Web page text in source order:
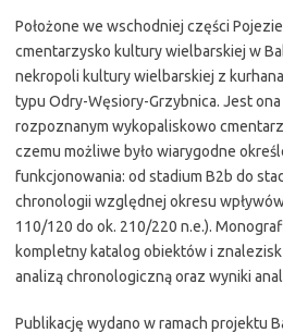
Położone we wschodniej części
cmentarzysko kultury wielbarskiej w
nekropoli kultury wielbarskiej z
typu Odry-Węsiory-Grzybnica. Jest
rozpoznanym wykopaliskowo
czemu możliwe było wiarygodne
funkcjonowania: od stadium B2b do
chronologii względnej okresu
110/120 do ok. 210/220 n.e.).
kompletny katalog obiektów i
analizą chronologiczną oraz wyniki
Publikację wydano w ramach projektu